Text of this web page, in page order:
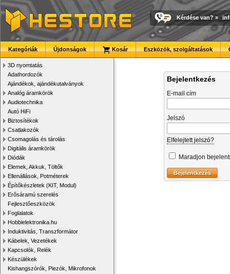
Kérdése van? »
Kategóriák Újdonságok Kosár Eszközök, szolgáltatások
3D nyomtatás
Adathordozók
Ajándékok, ajándékutalványok
Analóg áramkörök
Audiotechnika
Autó HiFi
Biztosítékok
Csatlakozók
Csomagolás és tárolás
Digitális áramkörök
Diódák
Elemek, Akkuk, Töltők
Ellenállások, Potméterek
Építőkészletek (KIT, Modul)
Erősáramú szerelés
Fejlesztőeszközök
Foglalatok
Hobbielektronika.hu
Induktivitás, Transzformátor
Kábelek, Vezetékek
Kapcsolók, Relék
Készülékek
Kishangszórók, Piezók, Mikrofonok
Bejelentkezés
E-mail cím
Jelszó
Elfelejtett jelszó?
Maradjon